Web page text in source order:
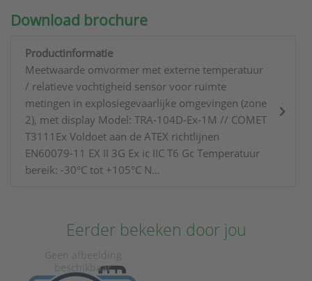
Download brochure
Productinformatie
Meetwaarde omvormer met externe temperatuur
/ relatieve vochtigheid sensor voor ruimte
metingen in explosiegevaarlijke omgevingen (zone
2), met display Model: TRA-104D-Ex-1M // COMET
T3111Ex Voldoet aan de ATEX richtlijnen
EN60079-11 EX II 3G Ex ic IIC T6 Gc Temperatuur
bereik: -30°C tot +105°C N...
Eerder bekeken door jou